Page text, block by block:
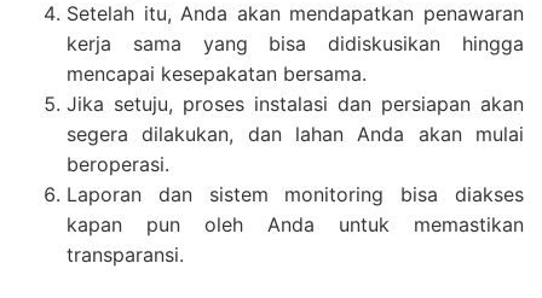
Setelah itu, Anda akan mendapatkan penawaran
kerja sama yang bisa didiskusikan hingga
mencapai kesepakatan bersama.
Jika setuju, proses instalasi dan persiapan akan
segera dilakukan, dan lahan Anda akan mulai
beroperasi.
Laporan dan sistem monitoring bisa diakses
kapan pun oleh Anda untuk memastikan
transparansi.